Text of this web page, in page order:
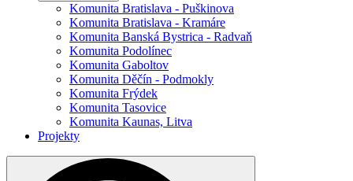
Komunita Bratislava - Puškinova
Komunita Bratislava - Kramáre
Komunita Banská Bystrica - Radvaň
Komunita Podolínec
Komunita Gaboltov
Komunita Děčín - Podmokly
Komunita Frýdek
Komunita Tasovice
Komunita Kaunas, Litva
Projekty